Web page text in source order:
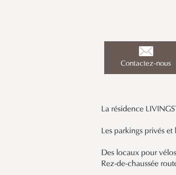
Contactez-nous
La résidence
Les parkings privés et
Des locaux pour
Rez-de-chaussée